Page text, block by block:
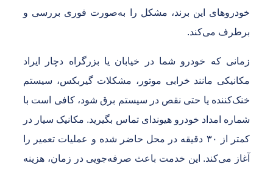
این برند، مشکل را به‌صورت فوری بررسی و
می‌کند.
که خودرو شما در خیابان یا بزرگراه دچار ایراد
مانند خرابی موتور، مشکلات گیربکس، سیستم
یا حتی نقص در سیستم برق شود، کافی است با
امداد خودرو هیوندای تماس بگیرید. مکانیک سیار در
کمتر از ۳۰ دقیقه در محل حاضر شده و عملیات تعمیر را
می‌کند. این خدمت باعث صرفه‌جویی در زمان، هزینه